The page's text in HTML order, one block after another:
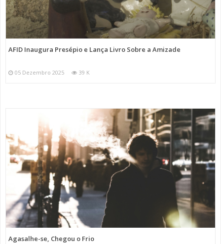
AFID Inaugura Presépio e Lança Livro Sobre a Amizade
05 Dezembro 2025 39 K
Agasalhe-se, Chegou o Frio